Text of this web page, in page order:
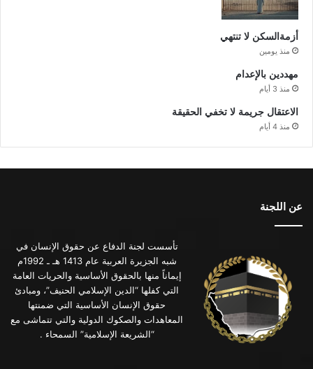
أزمةالسكن لا تنتهي
منذ يومين
مهددين بالإعدام
منذ 3 أيام
الاعتقال جريمة لا تخفي الحقيقة
منذ 4 أيام
عن اللجنة
تأسست لجنة الدفاع عن حقوق الإنسان في
شبه الجزيرة العربية عام 1413 هـ ـ 1992م
إيماناً منها بالحقوق الأساسية والحريات العامة
التي كفلها “الدين الإسلامي الحنيف”، ومبادئ
حقوق الإنسان الأساسية التي ضمنتها
المعاهدات والصكوك الدولية والتي تتماشى مع
“الشريعة الإسلامية” السمحاء .